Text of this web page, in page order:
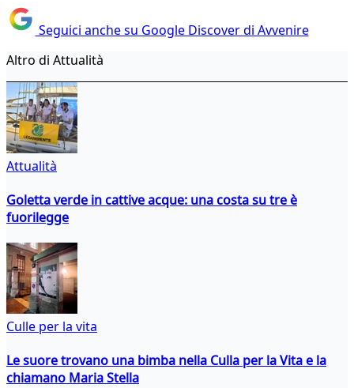
Seguici anche su Google Discover di Avvenire
Altro di Attualità
Attualità
Goletta verde in cattive acque: una costa su tre è
fuorilegge
Culle per la vita
Le suore trovano una bimba nella Culla per la Vita e la
chiamano Maria Stella